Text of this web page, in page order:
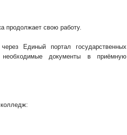
продолжает свою работу.
Единый портал государственных
документы в приёмную